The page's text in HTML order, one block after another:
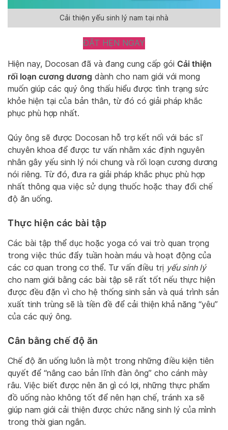
Cải thiện yếu sinh lý nam tại nhà
ĐẶT HẸN NGAY
Hiện nay, Docosan đã và đang cung cấp gói Cải thiện
rối loạn cương dương dành cho nam giới với mong
muốn giúp các quý ông thấu hiểu được tình trạng sức
khỏe hiện tại của bản thân, từ đó có giải pháp khắc
phục phù hợp nhất.
Qúy ông sẽ được Docosan hỗ trợ kết nối với bác sĩ
chuyên khoa để được tư vấn nhằm xác định nguyên
nhân gây yếu sinh lý nói chung và rối loạn cương dương
nói riêng. Từ đó, đưa ra giải pháp khắc phục phù hợp
nhất thông qua việc sử dụng thuốc hoặc thay đổi chế
độ ăn uống.
Thực hiện các bài tập
Các bài tập thể dục hoặc yoga có vai trò quan trọng
trong việc thúc đẩy tuần hoàn máu và hoạt động của
các cơ quan trong cơ thể. Tư vấn điều trị yếu sinh lý
cho nam giới bằng các bài tập sẽ rất tốt nếu thực hiện
được đều đặn vì cho hệ thống sinh sản và quá trình sản
xuất tinh trùng sẽ là tiền đề để cải thiện khả năng “yêu”
của các quý ông.
Cân bằng chế độ ăn
Chế độ ăn uống luôn là một trong những điều kiện tiên
quyết để “nâng cao bản lĩnh đàn ông” cho cánh mày
râu. Việc biết được nên ăn gì có lợi, những thực phẩm
đồ uống nào không tốt để nên hạn chế, tránh xa sẽ
giúp nam giới cải thiện được chức năng sinh lý của mình
trong thời gian ngắn.